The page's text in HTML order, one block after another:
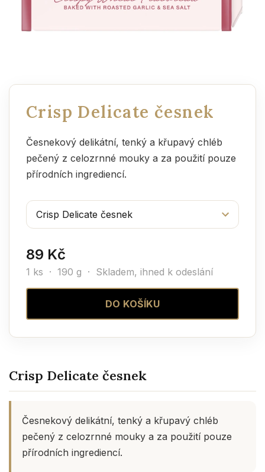
Crisp Delicate česnek
Česnekový delikátní, tenký a křupavý chléb
pečený z celozrnné mouky a za použití pouze
přírodních ingrediencí.
89 Kč
1 ks · 190 g · Skladem, ihned k odeslání
DO KOŠÍKU
Crisp Delicate česnek
Česnekový delikátní, tenký a křupavý chléb
pečený z celozrnné mouky a za použití pouze
přírodních ingrediencí.